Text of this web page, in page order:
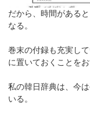
だから、時間がある
なる。
巻末の付録も充実し
に置いておくことをお
私の韓日辞典は、今
いる。